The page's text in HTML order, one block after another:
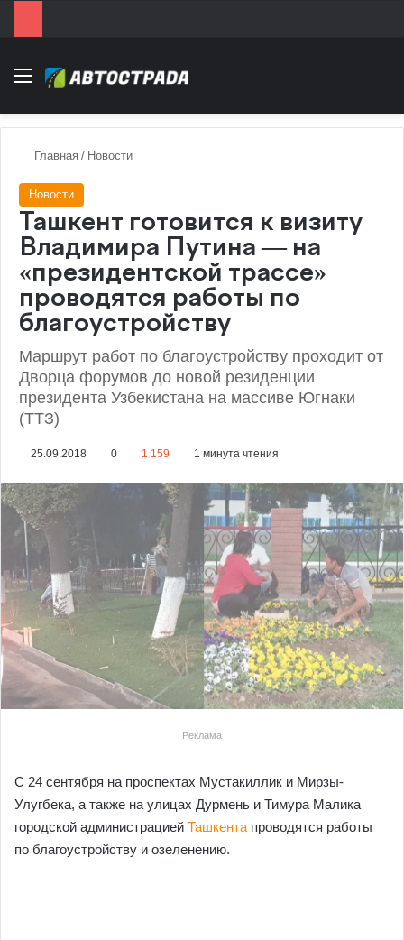
Menu
Главная / Новости
Новости
Ташкент готовится к визиту
Владимира Путина — на
«президентской трассе»
проводятся работы по
благоустройству
Маршрут работ по благоустройству проходит от
Дворца форумов до новой резиденции
президента Узбекистана на массиве Югнаки
(ТТЗ)
25.09.2018 0 1 159 1 минута чтения
Реклама
C 24 сентября на проспектах Мустакиллик и Мирзы-
Улугбека, а также на улицах Дурмень и Тимура Малика
городской администрацией Ташкента проводятся работы
по благоустройству и озеленению.